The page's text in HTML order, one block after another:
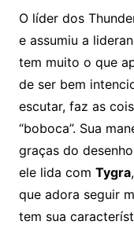
O líder dos
e assumiu a
tem muito o que
de ser bem
escutar, faz as
“boboca”. Sua
graças do
ele lida com Tygra
que adora seguir
tem sua